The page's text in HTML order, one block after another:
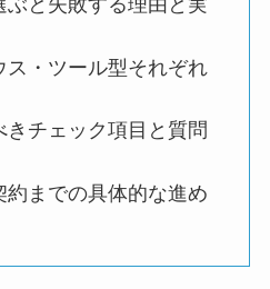
ぶと失敗する理由と実
ス・ツール型それぞれ
チェック項目と質問
約までの具体的な進め